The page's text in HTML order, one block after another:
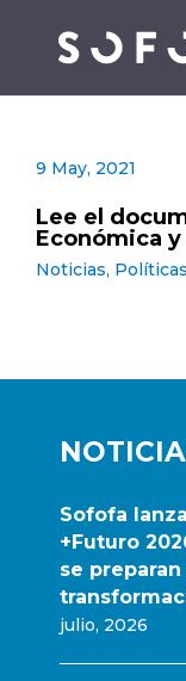
Sofofa
+Futuro
se
julio, 2026
9 May, 2021
Lee el
Económica
Noticias,